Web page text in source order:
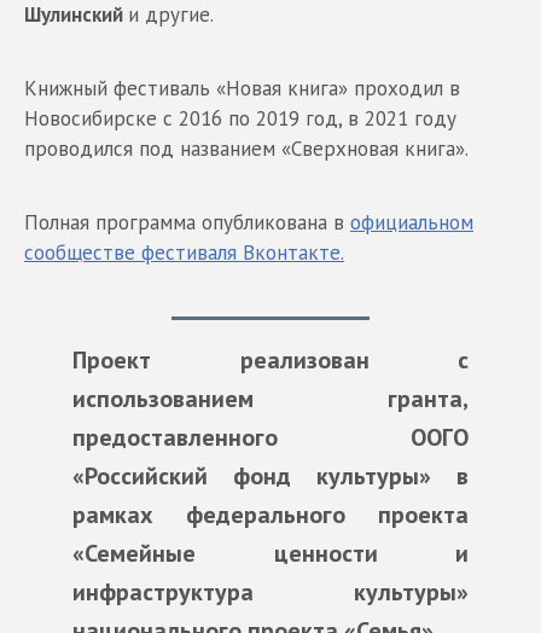
Шулинский и другие.
Книжный фестиваль «Новая книга» проходил в
Новосибирске с 2016 по 2019 год, в 2021 году
проводился под названием «Сверхновая книга».
Полная программа опубликована в официальном
сообществе фестиваля Вконтакте.
Проект реализован с
использованием гранта,
предоставленного ООГО
«Российский фонд культуры» в
рамках федерального проекта
«Семейные ценности и
инфраструктура культуры»